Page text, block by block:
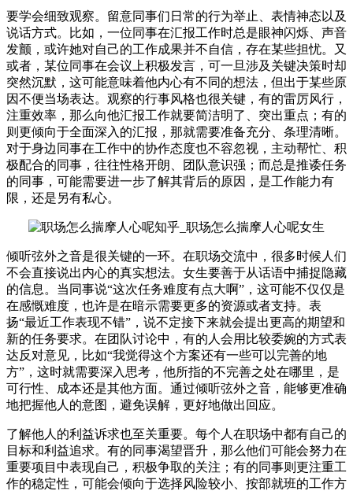
要学会细致观察。留意同事们日常的行为举止、表情神态以及
说话方式。比如，一位同事在汇报工作时总是眼神闪烁、声音
发颤，或许她对自己的工作成果并不自信，存在某些担忧。又
或者，某位同事在会议上积极发言，可一旦涉及关键决策时却
突然沉默，这可能意味着他内心有不同的想法，但出于某些原
因不便当场表达。观察的行事风格也很关键，有的雷厉风行，
注重效率，那么向他汇报工作就要简洁明了、突出重点；有的
则更倾向于全面深入的汇报，那就需要准备充分、条理清晰。
对于身边同事在工作中的协作态度也不容忽视，主动帮忙、积
极配合的同事，往往性格开朗、团队意识强；而总是推诿任务
的同事，可能需要进一步了解其背后的原因，是工作能力有
限，还是另有私心。
倾听弦外之音是很关键的一环。在职场交流中，很多时候人们
不会直接说出内心的真实想法。女生要善于从话语中捕捉隐藏
的信息。当同事说“这次任务难度有点大啊”，这可能不仅仅是
在感慨难度，也许是在暗示需要更多的资源或者支持。表
扬“最近工作表现不错”，说不定接下来就会提出更高的期望和
新的任务要求。在团队讨论中，有的人会用比较委婉的方式表
达反对意见，比如“我觉得这个方案还有一些可以完善的地
方”，这时就需要深入思考，他所指的不完善之处在哪里，是
可行性、成本还是其他方面。通过倾听弦外之音，能够更准确
地把握他人的意图，避免误解，更好地做出回应。
了解他人的利益诉求也至关重要。每个人在职场中都有自己的
目标和利益追求。有的同事渴望晋升，那么他们可能会努力在
重要项目中表现自己，积极争取的关注；有的同事则更注重工
作的稳定性，可能会倾向于选择风险较小、按部就班的工作方